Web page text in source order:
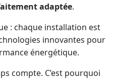
adaptée.
: chaque installation est
innovantes pour
énergétique.
compte. C’est pourquoi